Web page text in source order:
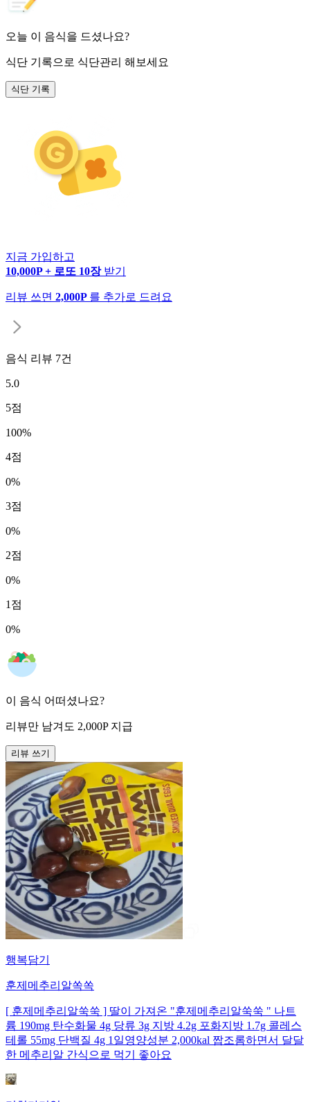
오늘 이 음식을 드셨나요?
식단 기록으로 식단관리 해보세요
식단 기록
지금 가입하고
10,000P + 로또 10장 받기
리뷰 쓰면 2,000P 를 추가로 드려요
음식 리뷰 7건
5.0
5점
100%
4점
0%
3점
0%
2점
0%
1 점
0%
이 음식 어떠셨나요?
리뷰만 남겨도 2,000P 지급
리뷰 쓰기
행복담기
훈제메추리알쏙쏙
[ 훈제메추리알쑥쑥 ] 딸이 가져온 "훈제메추리알쑥쑥 " 나트
륨 190mg 탄수화물 4g 당류 3g 지방 4.2g 포화지방 1.7g 콜레스
테롤 55mg 단백질 4g 1일영양성분 2,000kal 짭조롬하면서 달달
한 메추리알 간식으로 먹기 좋아요